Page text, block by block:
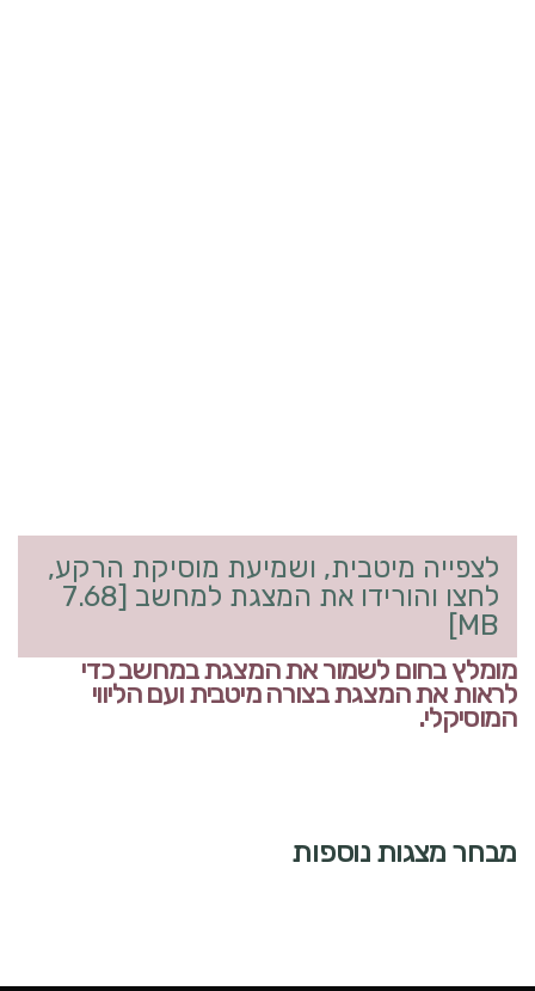
לצפייה מיטבית, ושמיעת מוסיקת הרקע,
לחצו והורידו את המצגת למחשב [7.68
MB]
מומלץ בחום לשמור את המצגת במחשב כדי
לראות את המצגת בצורה מיטבית ועם הליווי
המוסיקלי.
מבחר מצגות נוספות